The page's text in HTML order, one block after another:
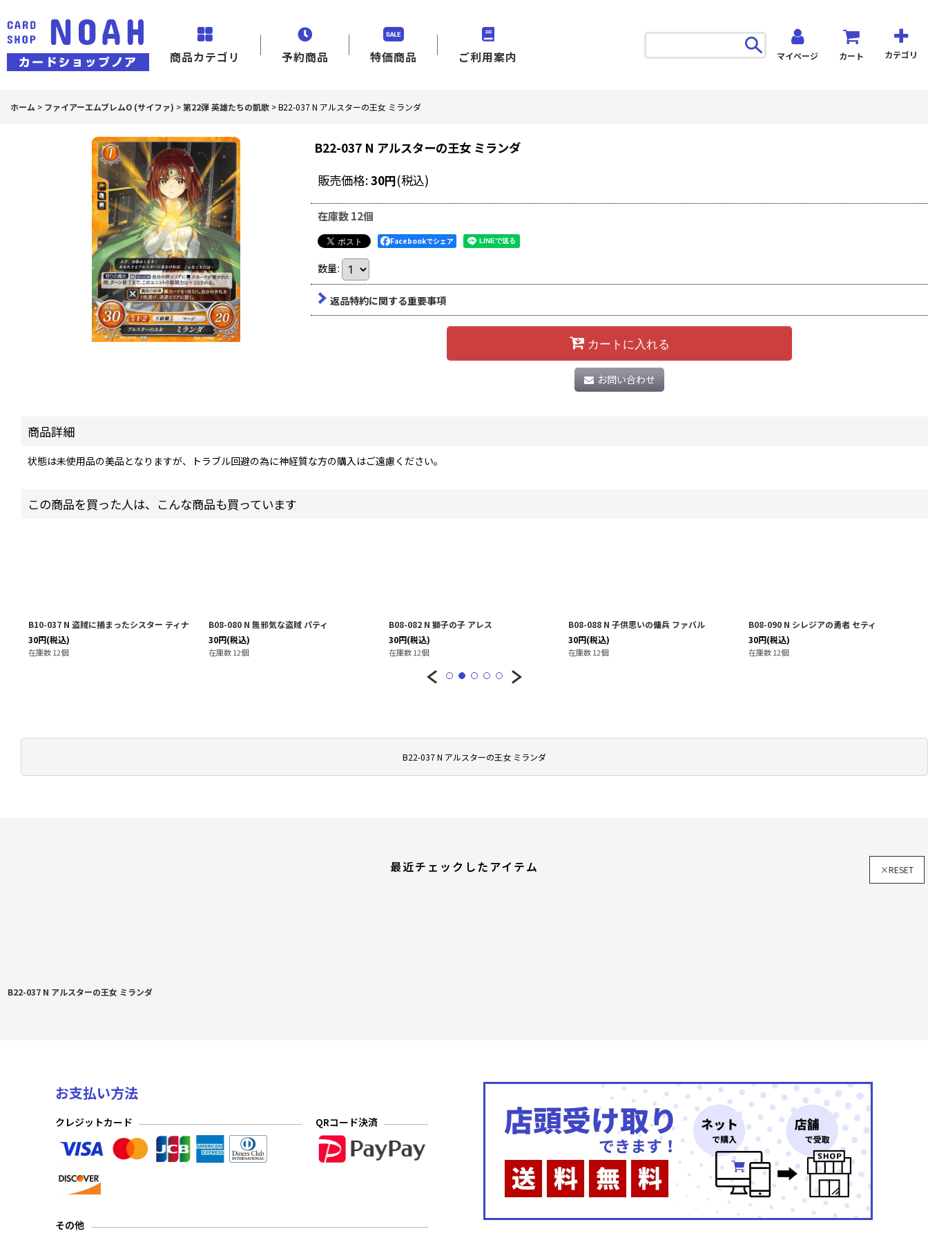
商品カテゴリ 予約商品 特価商品 ご利用案内 マイページ カート カテゴリ
ホーム > ファイアーエムブレムO (サイファ) >第22弾 英雄たちの凱歌 >B22-037 N アルスターの王女 ミランダ
B22-037 N アルスターの王女 ミランダ
B22-037 N アルスターの王女 ミランダ
販売価格:30円(税込)
在庫数 12個
Facebookでシェア
数量:
返品特約に関する重要事項
カートに入れる
お問い合わせ
商品詳細
状態は未使用品の美品となりますが、トラブル回避の為に神経質な方の購入はご遠慮ください。
この商品を買った人は、こんな商品も買っています
B10-037 N 盗賊に捕まったシスター ティナ
30円(税込)
在庫数 12個
B08-080 N 無邪気な盗賊 パティ
30円(税込)
在庫数 12個
B08-082 N 獅子の子 アレス
30円(税込)
在庫数 12個
B08-088 N 子供思いの傭兵 ファバル
30円(税込)
在庫数 12個
B08-090 N シレジアの勇者 セティ
30円(税込)
在庫数 12個
最近チェックしたアイテム ×RESET
B22-037 N アルスターの王女 ミランダ
お支払い方法
クレジットカード QRコード決済
その他